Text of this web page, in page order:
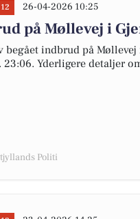
26-04-2026 10:25
på Møllevej i
begået indbrud på
23:06. Yderligere detaljer
Politi